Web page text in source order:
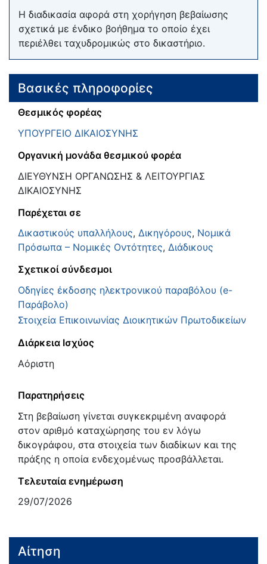
Η διαδικασία αφορά στη χορήγηση βεβαίωσης
σχετικά με ένδικο βοήθημα το οποίο έχει
περιέλθει ταχυδρομικώς στο δικαστήριο.
Βασικές πληροφορίες
Θεσμικός φορέας
ΥΠΟΥΡΓΕΙΟ ΔΙΚΑΙΟΣΥΝΗΣ
Οργανική μονάδα θεσμικού φορέα
ΔΙΕΥΘΥΝΣΗ ΟΡΓΑΝΩΣΗΣ & ΛΕΙΤΟΥΡΓΙΑΣ
ΔΙΚΑΙΟΣΥΝΗΣ
Παρέχεται σε
Δικαστικούς υπαλλήλους, Δικηγόρους, Νομικά
Πρόσωπα – Νομικές Οντότητες, Διάδικους
Σχετικοί σύνδεσμοι
Οδηγίες έκδοσης ηλεκτρονικού παραβόλου (e-
Παράβολο)
Στοιχεία Επικοινωνίας Διοικητικών Πρωτοδικείων
Διάρκεια Ισχύος
Αόριστη
Παρατηρήσεις
Στη βεβαίωση γίνεται συγκεκριμένη αναφορά
στον αριθμό καταχώρησης του εν λόγω
δικογράφου, στα στοιχεία των διαδίκων και της
πράξης η οποία ενδεχομένως προσβάλλεται.
Τελευταία ενημέρωση
29/07/2026
Αίτηση